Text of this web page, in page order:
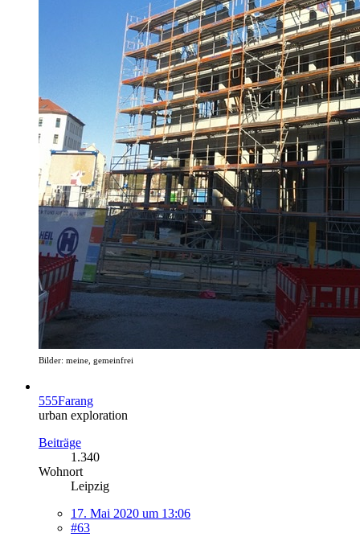
Bilder: meine, gemeinfrei
555Farang
urban exploration
Beiträge
1.340
Wohnort
Leipzig
17. Mai 2020 um 13:06
#63